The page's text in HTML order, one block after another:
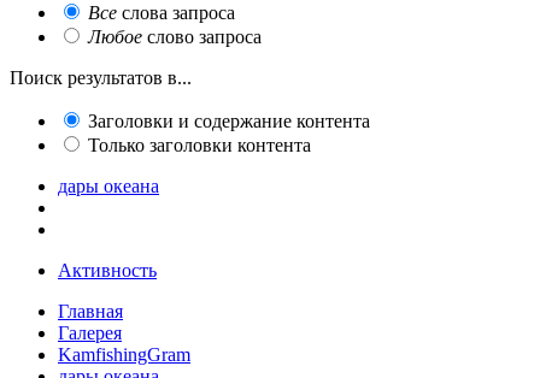
Все слова запроса
Любое слово запроса
Поиск результатов в...
Заголовки и содержание контента
Только заголовки контента
дары океана
Активность
Главная
Галерея
KamfishingGram